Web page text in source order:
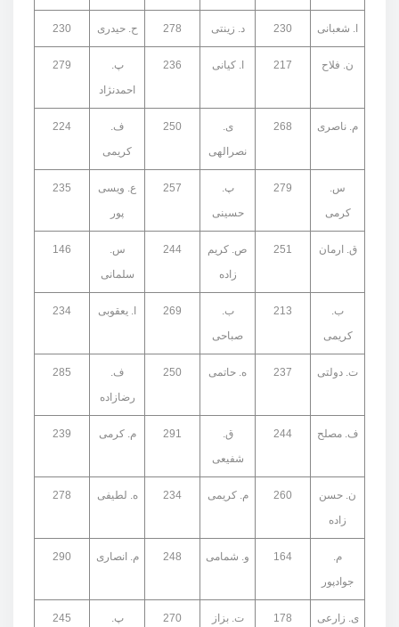
ا. شعبانی 230 د. زینتی 278 ح. حیدری 230
ن. فلاح 217 ا. کیانی 236
پ.
احمدنژاد
279
م. ناصری 268
ی.
نصرالهی
250
ف.
کریمی
224
س.
کرمی
279
پ.
حسینی
257
ع. ویسی
پور
235
ق. ارمان 251
ص. کریم
زاده
244
س.
سلمانی
146
ب.
کریمی
213
ب.
صباحی
269 ا. یعقوبی 234
ت. دولتی 237 ه. حاتمی 250
ف.
رضازاده
285
ف. مصلح 244
ق.
شفیعی
291 م. کرمی 239
ن. حسن
زاده
260 م. کریمی 234 ه. لطیفی 278
م.
جوادپور
164 و. شمامی 248 م. انصاری 290
ی. زارعی 178 ت. بزاز 270 پ. 245